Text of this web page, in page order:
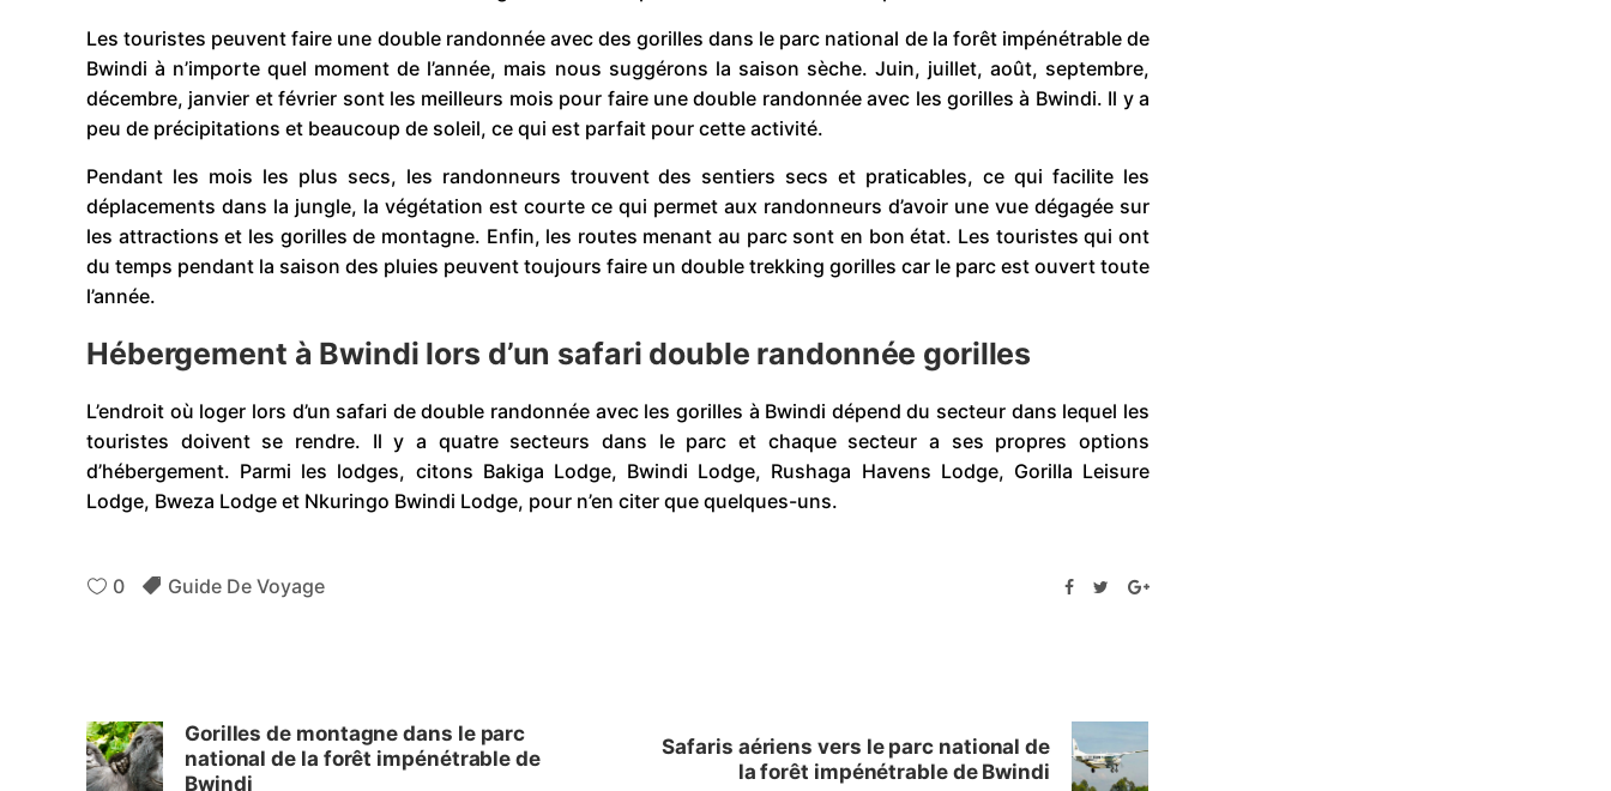
Les touristes peuvent faire une double randonnée avec des gorilles dans le parc national de la forêt impénétrable de
Bwindi à n’importe quel moment de l’année, mais nous suggérons la saison sèche. Juin, juillet, août, septembre,
décembre, janvier et février sont les meilleurs mois pour faire une double randonnée avec les gorilles à Bwindi. Il y a
peu de précipitations et beaucoup de soleil, ce qui est parfait pour cette activité.
Pendant les mois les plus secs, les randonneurs trouvent des sentiers secs et praticables, ce qui facilite les
déplacements dans la jungle, la végétation est courte ce qui permet aux randonneurs d’avoir une vue dégagée sur
les attractions et les gorilles de montagne. Enfin, les routes menant au parc sont en bon état. Les touristes qui ont
du temps pendant la saison des pluies peuvent toujours faire un double trekking gorilles car le parc est ouvert toute
l’année.
Hébergement à Bwindi lors d’un safari double randonnée gorilles
L’endroit où loger lors d’un safari de double randonnée avec les gorilles à Bwindi dépend du secteur dans lequel les
touristes doivent se rendre. Il y a quatre secteurs dans le parc et chaque secteur a ses propres options
d’hébergement. Parmi les lodges, citons Bakiga Lodge, Bwindi Lodge, Rushaga Havens Lodge, Gorilla Leisure
Lodge, Bweza Lodge et Nkuringo Bwindi Lodge, pour n’en citer que quelques-uns.
0 Guide De Voyage
Gorilles de montagne dans le parc
national de la forêt impénétrable de
Bwindi
Safaris aériens vers le parc national de
la forêt impénétrable de Bwindi